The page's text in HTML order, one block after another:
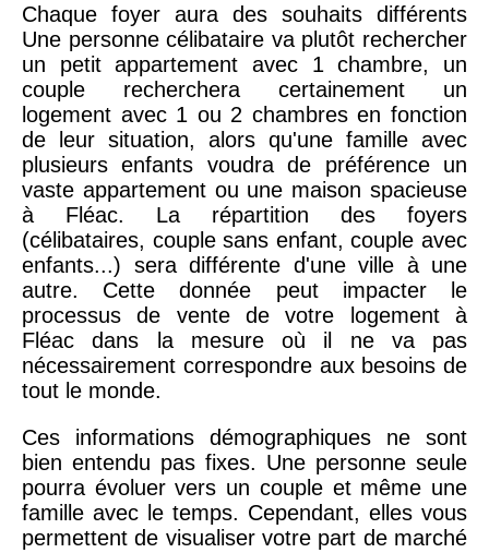
Chaque foyer aura des souhaits différents
Une personne célibataire va plutôt rechercher
un petit appartement avec 1 chambre, un
couple recherchera certainement un
logement avec 1 ou 2 chambres en fonction
de leur situation, alors qu'une famille avec
plusieurs enfants voudra de préférence un
vaste appartement ou une maison spacieuse
à Fléac. La répartition des foyers
(célibataires, couple sans enfant, couple avec
enfants...) sera différente d'une ville à une
autre. Cette donnée peut impacter le
processus de vente de votre logement à
Fléac dans la mesure où il ne va pas
nécessairement correspondre aux besoins de
tout le monde.
Ces informations démographiques ne sont
bien entendu pas fixes. Une personne seule
pourra évoluer vers un couple et même une
famille avec le temps. Cependant, elles vous
permettent de visualiser votre part de marché